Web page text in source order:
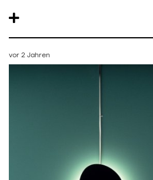
vor 2 Jahren